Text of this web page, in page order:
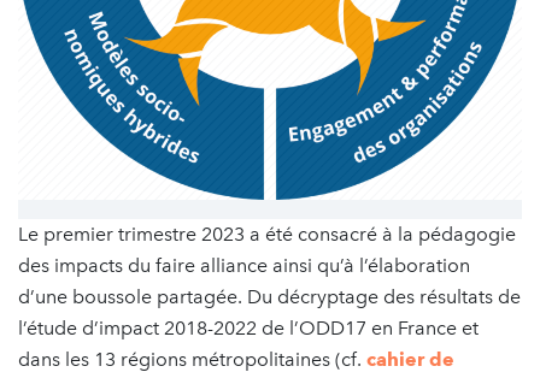
Le premier trimestre 2023 a été consacré à la pédagogie
des impacts du faire alliance ainsi qu’à l’élaboration
d’une boussole partagée. Du décryptage des résultats de
l’étude d’impact 2018-2022 de l’ODD17 en France et
dans les 13 régions métropolitaines (cf. cahier de